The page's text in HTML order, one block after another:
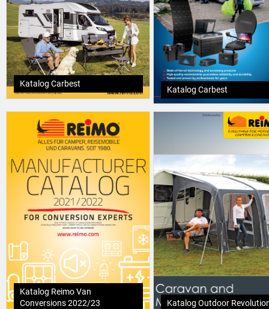
Katalog Carbest
Katalog Carbest
Katalog Reimo Van
Conversions 2022/23
Katalog Outdoor